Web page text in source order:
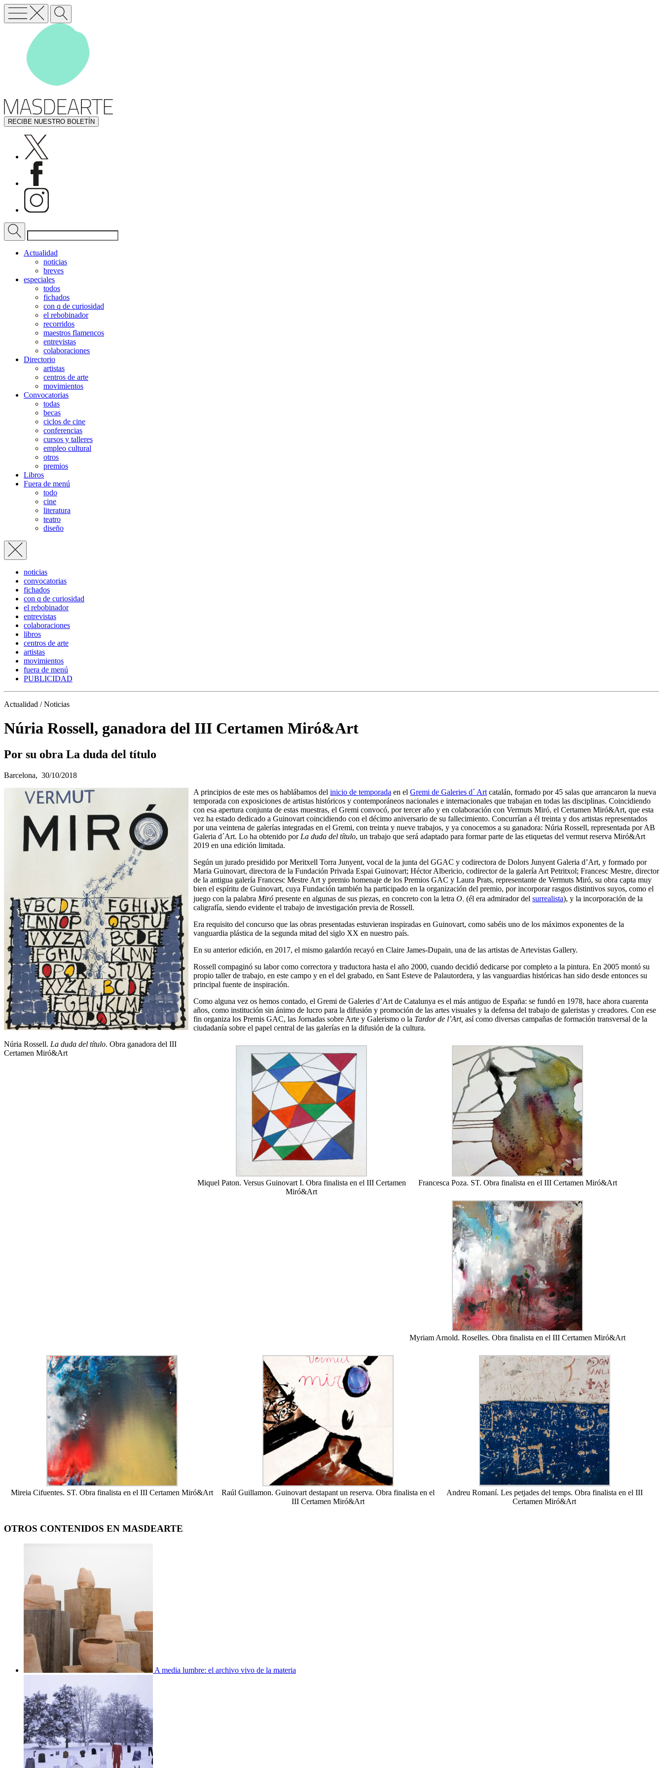
RECIBE NUESTRO BOLETÍN
Actualidad
noticias
breves
especiales
todos
fichados
con q de curiosidad
el rebobinador
recorridos
maestros flamencos
entrevistas
colaboraciones
Directorio
artistas
centros de arte
movimientos
Convocatorias
todas
becas
ciclos de cine
conferencias
cursos y talleres
empleo cultural
otros
premios
Libros
Fuera de menú
todo
cine
literatura
teatro
diseño
noticias
convocatorias
fichados
con q de curiosidad
el rebobinador
entrevistas
colaboraciones
libros
centros de arte
artistas
movimientos
fuera de menú
PUBLICIDAD
Actualidad / Noticias
Núria Rossell, ganadora del III Certamen Miró&Art
Por su obra La duda del título
Barcelona, 30/10/2018
Núria Rossell. La duda del título. Obra ganadora del III
Certamen Miró&Art
A principios de este mes os hablábamos del inicio de temporada en el Gremi de Galeries d´ Art catalán, formado por 45 salas que arrancaron la nueva
temporada con exposiciones de artistas históricos y contemporáneos nacionales e internacionales que trabajan en todas las disciplinas. Coincidiendo
con esa apertura conjunta de estas muestras, el Gremi convocó, por tercer año y en colaboración con Vermuts Miró, el Certamen Miró&Art, que esta
vez ha estado dedicado a Guinovart coincidiendo con el décimo aniversario de su fallecimiento. Concurrían a él treinta y dos artistas representados
por una veintena de galerías integradas en el Gremi, con treinta y nueve trabajos, y ya conocemos a su ganadora: Núria Rossell, representada por AB
Galeria d´Art. Lo ha obtenido por La duda del título, un trabajo que será adaptado para formar parte de las etiquetas del vermut reserva Miró&Art
2019 en una edición limitada.
Según un jurado presidido por Meritxell Torra Junyent, vocal de la junta del GGAC y codirectora de Dolors Junyent Galeria d’Art, y formado por
Maria Guinovart, directora de la Fundación Privada Espai Guinovart; Héctor Albericio, codirector de la galería Art Petritxol; Francesc Mestre, director
de la antigua galería Francesc Mestre Art y premio homenaje de los Premios GAC y Laura Prats, representante de Vermuts Miró, su obra capta muy
bien el espíritu de Guinovart, cuya Fundación también ha participado en la organización del premio, por incorporar rasgos distintivos suyos, como el
juego con la palabra Miró presente en algunas de sus piezas, en concreto con la letra O, (él era admirador del surrealista), y la incorporación de la
caligrafía, siendo evidente el trabajo de investigación previa de Rossell.
Era requisito del concurso que las obras presentadas estuvieran inspiradas en Guinovart, como sabéis uno de los máximos exponentes de la
vanguardia plástica de la segunda mitad del siglo XX en nuestro país.
En su anterior edición, en 2017, el mismo galardón recayó en Claire James-Dupain, una de las artistas de Artevistas Gallery.
Rossell compaginó su labor como correctora y traductora hasta el año 2000, cuando decidió dedicarse por completo a la pintura. En 2005 montó su
propio taller de trabajo, en este campo y en el del grabado, en Sant Esteve de Palautordera, y las vanguardias históricas han sido desde entonces su
principal fuente de inspiración.
Como alguna vez os hemos contado, el Gremi de Galeries d’Art de Catalunya es el más antiguo de España: se fundó en 1978, hace ahora cuarenta
años, como institución sin ánimo de lucro para la difusión y promoción de las artes visuales y la defensa del trabajo de galeristas y creadores. Con ese
fin organiza los Premis GAC, las Jornadas sobre Arte y Galerismo o la Tardor de l’Art, así como diversas campañas de formación transversal de la
ciudadanía sobre el papel central de las galerías en la difusión de la cultura.
Miquel Paton. Versus Guinovart I. Obra finalista en el III Certamen
Miró&Art
Francesca Poza. ST. Obra finalista en el III Certamen Miró&Art
Myriam Arnold. Roselles. Obra finalista en el III Certamen Miró&Art
Mireia Cifuentes. ST. Obra finalista en el III Certamen Miró&Art
Raúl Guillamon. Guinovart destapant un reserva. Obra finalista en el
III Certamen Miró&Art
Andreu Romaní. Les petjades del temps. Obra finalista en el III
Certamen Miró&Art
OTROS CONTENIDOS EN MASDEARTE
A media lumbre: el archivo vivo de la materia